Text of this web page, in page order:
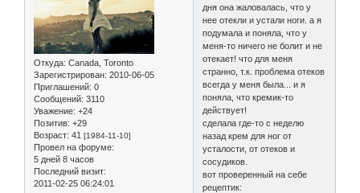
Откуда: Canada, Toronto
Зарегистрирован: 2010-06-05
Приглашений: 0
Сообщений: 3110
Уважение: +24
Позитив: +29
Возраст: 41 [1984-11-10]
Провел на форуме:
5 дней 8 часов
Последний визит:
2011-02-25 06:24:01
дня она жаловалась, что у
нее отекли и устали ноги. а я
подумала и поняла, что у
меня-то ничего не болит и не
отекает! что для меня
странно, т.к. проблема отеков
всегда у меня была... и я
поняла, что кремик-то
действует!
сделала где-то с неделю
назад крем для ног от
усталости, от отеков и
сосудиков.
вот проверенный на себе
рецептик: